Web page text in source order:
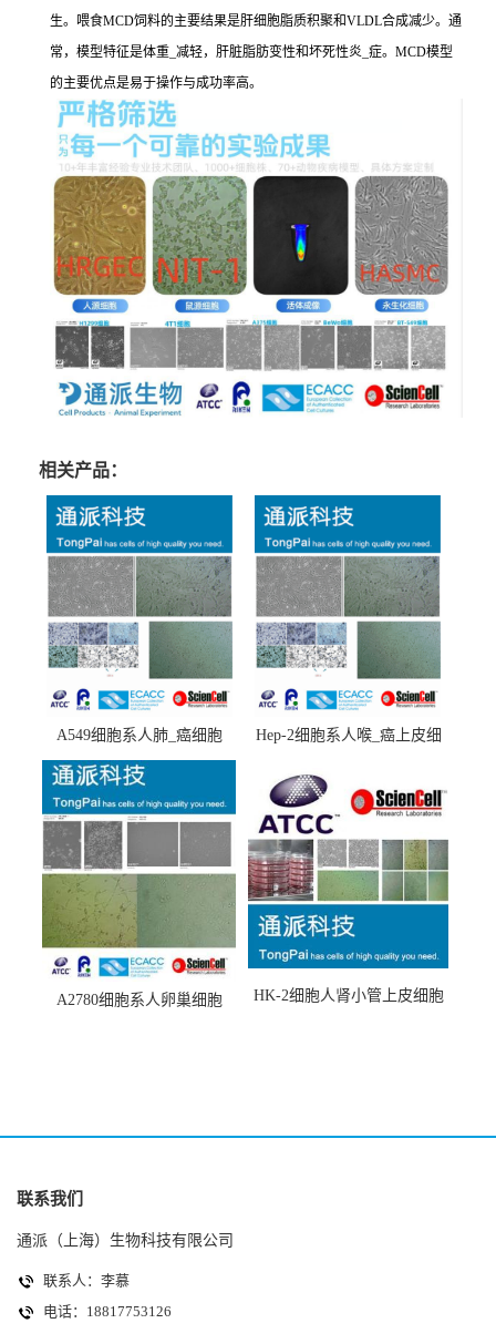
生。喂食MCD饲料的主要结果是肝细胞脂质积聚和VLDL合成减少。通
常，模型特征是体重_减轻，肝脏脂肪变性和坏死性炎_症。MCD模型
的主要优点是易于操作与成功率高。
相关产品：
A549细胞系人肺_癌细胞
(A549细胞)
Hep-2细胞系人喉_癌上皮细
A2780细胞系人卵巢细胞
HK-2细胞人肾小管上皮细胞
联系我们
通派（上海）生物科技有限公司
联系人：李慕
电话：18817753126